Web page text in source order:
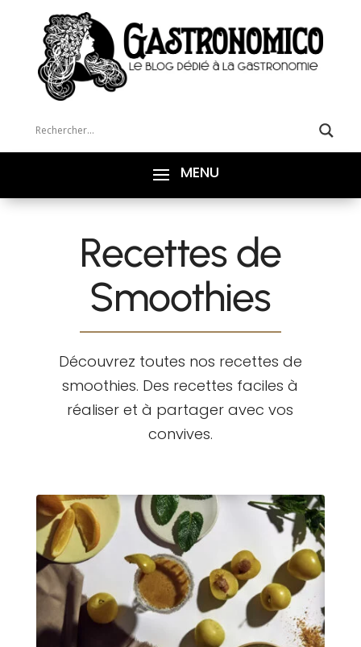
Recettes de
Smoothies
Découvrez toutes nos recettes de
smoothies. Des recettes faciles à
réaliser et à partager avec vos
convives.